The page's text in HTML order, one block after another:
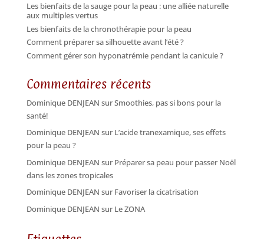
Les bienfaits de la sauge pour la peau : une alliée naturelle
aux multiples vertus
Les bienfaits de la chronothérapie pour la peau
Comment préparer sa silhouette avant l’été ?
Comment gérer son hyponatrémie pendant la canicule ?
Commentaires récents
Dominique DENJEAN surSmoothies, pas si bons pour la
santé!
Dominique DENJEAN surL’acide tranexamique, ses effets
pour la peau ?
Dominique DENJEAN surPréparer sa peau pour passer Noël
dans les zones tropicales
Dominique DENJEAN surFavoriser la cicatrisation
Dominique DENJEAN surLe ZONA